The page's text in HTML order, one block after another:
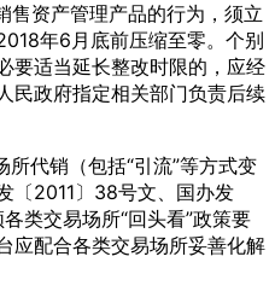
售资产管理产品的行为，须立
年6月底前压缩至零。个别
要适当延长整改时限的，应经
民政府指定相关部门负责后续
代销（包括“引流”等方式变
〔2011〕38号文、国办发
类交易场所“回头看”政策要
应配合各类交易场所妥善化解